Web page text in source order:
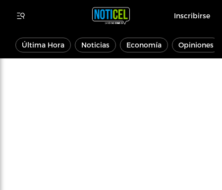
Inscribirse
Última Hora Noticias Economía Opiniones